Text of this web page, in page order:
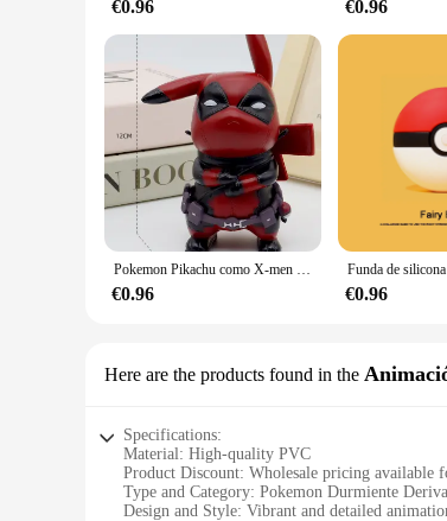
€0.96 €0.96
Pokemon Pikachu como X-men Deadpool figura bonita modelo muñecas Juguetes
€0.96 €0.96
Here are the products found in the
Specifications:
Material: High-quality PVC
Product Discount: Wholesale pricing available
Type and Category: Pokemon Durmiente
Design and Style: Vibrant and detailed